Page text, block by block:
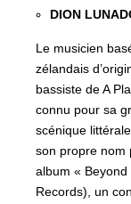
DION
Le musicien
zélandais
bassiste de A
connu pour sa
scénique
son propre nom
album «
Records), un